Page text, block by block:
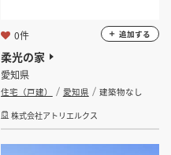
柔光の家
愛知県
住宅（戸建） 愛知県
建築物なし
株式会社アトリエルクス
0件 追加する